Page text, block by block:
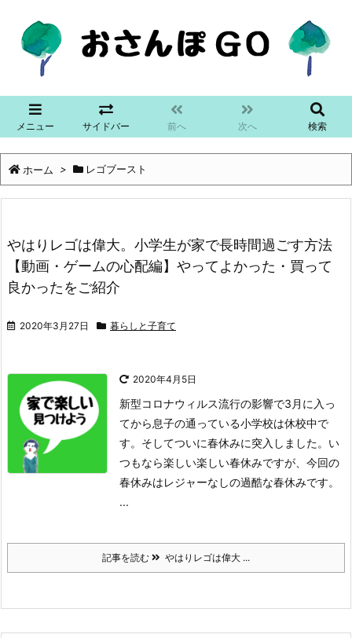
メニュー サイドバー 前へ 次へ 検索
ホーム > レゴブースト
やはりレゴは偉大。小学生が家で長時間過ごす方法
【動画・ゲームの心配編】やってよかった・買って
良かったをご紹介
2020年3月27日 暮らしと子育て
2020年4月5日
新型コロナウィルス流行の影響で3月に入っ
てから息子の通っている小学校は休校中で
す。 そしてついに春休みに突入しました。 い
つもなら楽しい楽しい春休みですが、今回の
春休みはレジャーなしの過酷な春休みです。
...
記事を読む やはりレゴは偉大 ...